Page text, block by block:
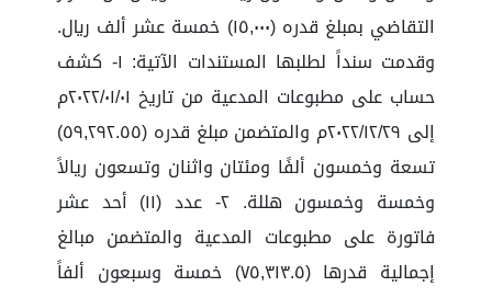
التقاضي بمبلغ قدره (١٥,٠٠٠) خمسة عشر ألف ريال.
وقدمت سنداً لطلبها المستندات الآتية: ١- كشف
حساب على مطبوعات المدعية من تاريخ ٢٠٢٢/٠١/٠١م
إلى ٢٠٢٢/١٢/٢٩م والمتضمن مبلغ قدره (٥٩,٢٩٢.٥٥)
تسعة وخمسون ألفًا ومئتان واثنان وتسعون ريالاً
وخمسة وخمسون هللة. ٢- عدد (١١) أحد عشر
فاتورة على مطبوعات المدعية والمتضمن مبالغ
إجمالية قدرها (٧٥,٣١٣.٥) خمسة وسبعون ألفاً